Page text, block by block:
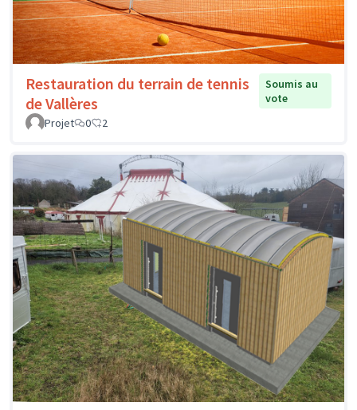
Restauration du terrain de tennis
de Vallères
Soumis au
vote
Projet
0 2